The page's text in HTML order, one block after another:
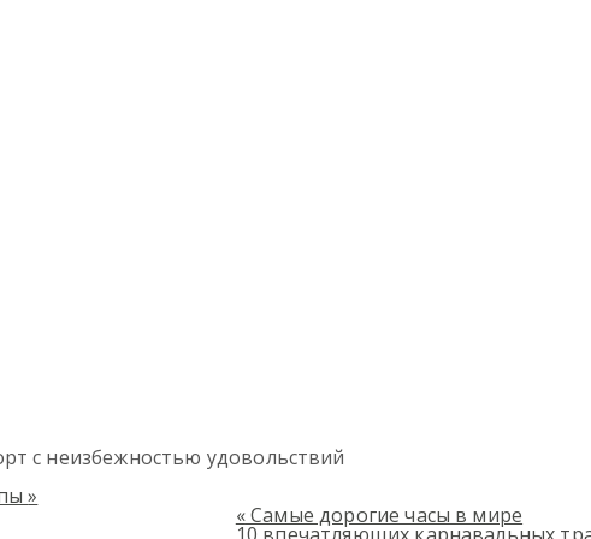
с неизбежностью удовольствий
»
«Самые дорогие часы в мире